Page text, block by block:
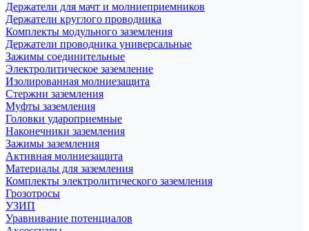
Держатели для мачт и молниеприемников
Держатели круглого проводника
Комплекты модульного заземления
Держатели проводника универсальные
Зажимы соединительные
Электролитическое заземление
Изолированная молниезащита
Стержни заземления
Муфты заземления
Головки удароприемные
Наконечники заземления
Зажимы заземления
Активная молниезащита
Материалы для заземления
Комплекты электролитического заземления
Грозотросы
УЗИП
Уравнивание потенциалов